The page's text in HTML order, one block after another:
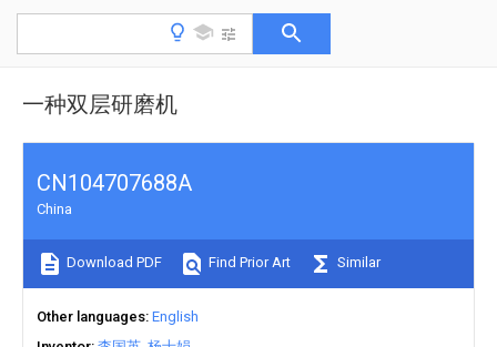
一种双层研磨机
CN104707688A
China
Download PDF Find Prior Art Similar
Other languages English